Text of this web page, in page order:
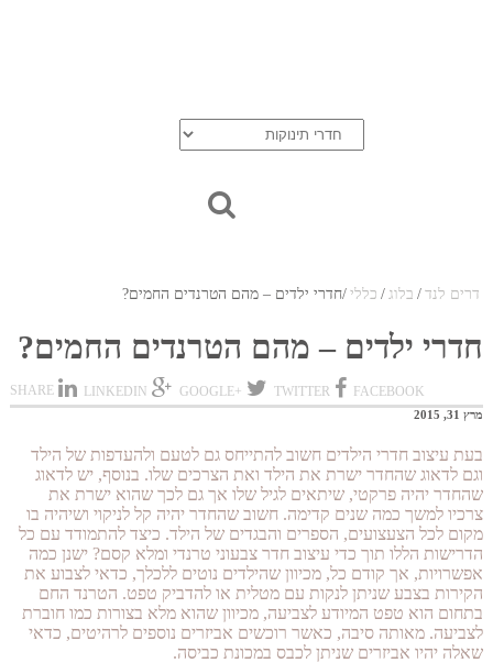
דרים לנד / בלוג / כללי /חדרי ילדים – מהם הטרנדים החמים?
חדרי ילדים – מהם הטרנדים החמים?
SHARE LINKEDIN +GOOGLE TWITTER FACEBOOK
מרץ 31, 2015
בעת עיצוב חדרי הילדים חשוב להתייחס גם לטעם ולהעדפות של הילד
וגם לדאוג שהחדר ישרת את הילד ואת הצרכים שלו. בנוסף, יש לדאוג
שהחדר יהיה פרקטי, שיתאים לגיל שלו אך גם לכך שהוא ישרת את
צרכיו למשך כמה שנים קדימה. חשוב שהחדר יהיה קל לניקוי ושיהיה בו
מקום לכל הצעצועים, הספרים והבגדים של הילד. כיצד להתמודד עם כל
הדרישות הללו תוך כדי עיצוב חדר צבעוני טרנדי ומלא קסם? ישנן כמה
אפשרויות, אך קודם כל, מכיוון שהילדים נוטים ללכלך, כדאי לצבוע את
הקירות בצבע שניתן לנקות עם מטלית או להדביק טפט. הטרנד החם
בתחום הוא טפט המיודע לצביעה, מכיוון שהוא מלא בצורות כמו חוברת
לצביעה. מאותה סיבה, כאשר רוכשים אביזרים נוספים לרהיטים, כדאי
שאלה יהיו אביזרים שניתן לכבס במכונת כביסה.